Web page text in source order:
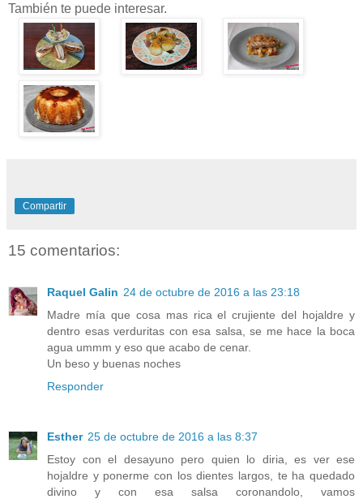
También te puede interesar.
Compartir
15 comentarios:
Raquel Galin 24 de octubre de 2016 a las 23:18
Madre mía que cosa mas rica el crujiente del hojaldre y
dentro esas verduritas con esa salsa, se me hace la boca
agua ummm y eso que acabo de cenar.
Un beso y buenas noches
Responder
Esther 25 de octubre de 2016 a las 8:37
Estoy con el desayuno pero quien lo diria, es ver ese
hojaldre y ponerme con los dientes largos, te ha quedado
divino y con esa salsa coronandolo, vamos